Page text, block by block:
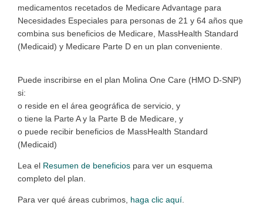
medicamentos recetados de Medicare Advantage para
Necesidades Especiales para personas de 21 y 64 años que
combina sus beneficios de Medicare, MassHealth Standard
(Medicaid) y Medicare Parte D en un plan conveniente.
Puede inscribirse en el plan Molina One Care (HMO D-SNP)
si:
o reside en el área geográfica de servicio, y
o tiene la Parte A y la Parte B de Medicare, y
o puede recibir beneficios de MassHealth Standard
(Medicaid)
Lea el Resumen de beneficios para ver un esquema
completo del plan.
Para ver qué áreas cubrimos, haga clic aquí